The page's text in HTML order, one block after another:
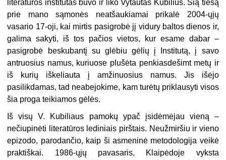
literatūros institutas buvo ir liko Vytautas Kubilius. Šią tiesą
prie mano sąmonės neatšaukiamai prikalė 2004-ųjų
vasario 17-oji, kai mirtis pasigrobė jį vidury baltos dienos ir,
galima sakyti, iš tos pačios vietos, kur esame dabar –
pasigrobė beskubantį su glėbiu gėlių į Institutą, į savo
antruosius namus, kuriuose plušėta penkiasdešimt metų ir
iš kurių iškeliauta į amžinuosius namus. Jis išėjo
pasilikdamas, tad neabejokime, kam turėtų priklausyti visos
šia proga teikiamos gėlės.
Iš visų V. Kubiliaus pamokų ypač įsidėmėjau vieną –
nečiupinėti literatūros lediniais pirštais. Neužmiršiu ir vieno
epizodo, parodančio, kaip ši asmeninė metodologija veikė
praktiškai. 1986-ųjų pavasaris, Klaipėdoje vyksta